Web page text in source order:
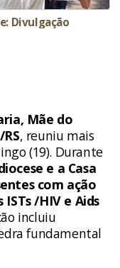
Divulgação
Mãe do
, reuniu mais
(19). Durante
e a Casa
com ação
/HIV e Aids
incluiu
fundamental